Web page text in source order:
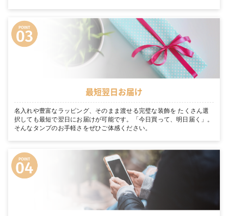
最短翌日お届け
名入れや豊富なラッピング、そのまま渡せる完璧な装飾を たくさん選
択しても最短で翌日にお届けが可能です。「今日買って、明日届く」。
そんなタンプのお手軽さをぜひご体感ください。